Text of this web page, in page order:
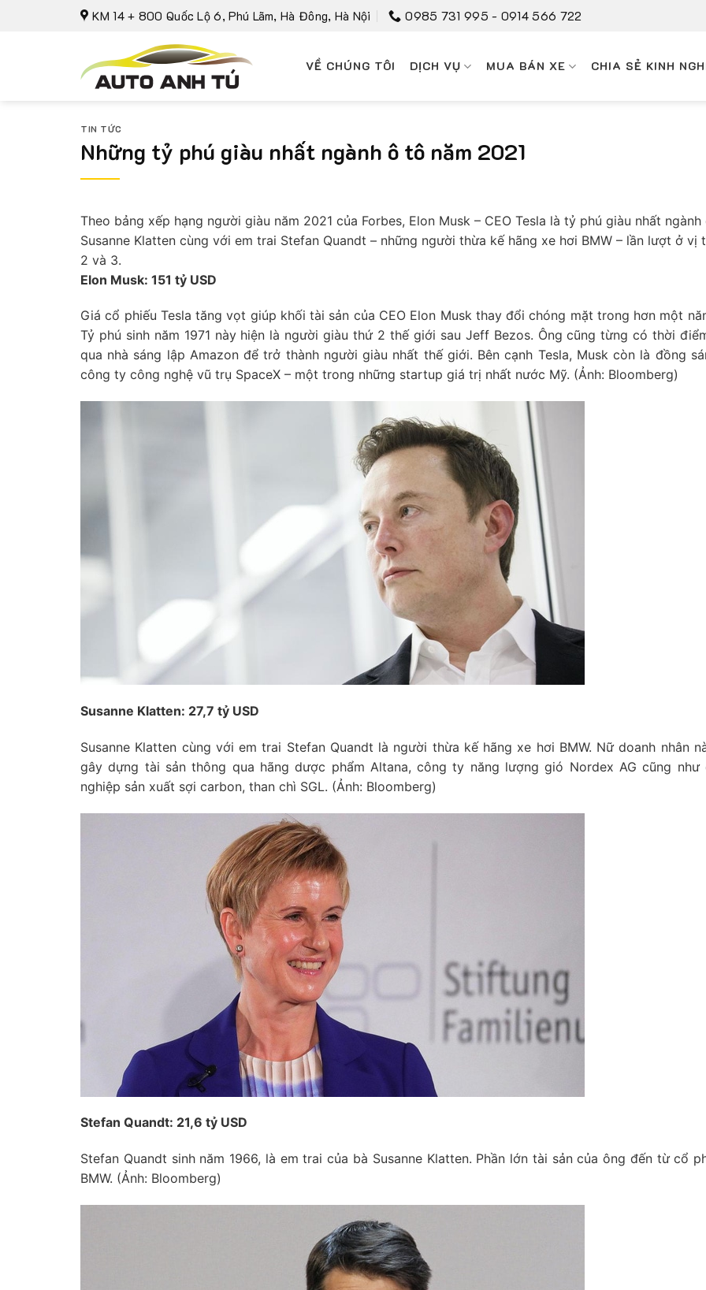
KM 14 + 800 Quốc Lộ 6, Phú Lãm, Hà Đông, Hà Nội 0985 731 995 - 0914 566 722
VỀ CHÚNG TÔI DỊCH VỤ MUA BÁN XE CHIA SẺ KINH
TIN TỨC
Những tỷ phú giàu nhất ngành ô tô năm 2021
Theo bảng xếp hạng người giàu năm 2021 của Forbes, Elon Musk – CEO Tesla là tỷ phú giàu nhất ngành
Susanne Klatten cùng với em trai Stefan Quandt – những người thừa kế hãng xe hơi BMW – lần lượt ở vị
2 và 3.
Elon Musk: 151 tỷ USD
Giá cổ phiếu Tesla tăng vọt giúp khối tài sản của CEO Elon Musk thay đổi chóng mặt trong hơn một
Tỷ phú sinh năm 1971 này hiện là người giàu thứ 2 thế giới sau Jeff Bezos. Ông cũng từng có thời
qua nhà sáng lập Amazon để trở thành người giàu nhất thế giới. Bên cạnh Tesla, Musk còn là đồng
công ty công nghệ vũ trụ SpaceX – một trong những startup giá trị nhất nước Mỹ. (Ảnh: Bloomberg)
Susanne Klatten: 27,7 tỷ USD
Susanne Klatten cùng với em trai Stefan Quandt là người thừa kế hãng xe hơi BMW. Nữ doanh nhân
gây dựng tài sản thông qua hãng dược phẩm Altana, công ty năng lượng gió Nordex AG cũng như
nghiệp sản xuất sợi carbon, than chì SGL. (Ảnh: Bloomberg)
Stefan Quandt: 21,6 tỷ USD
Stefan Quandt sinh năm 1966, là em trai của bà Susanne Klatten. Phần lớn tài sản của ông đến từ cổ
BMW. (Ảnh: Bloomberg)